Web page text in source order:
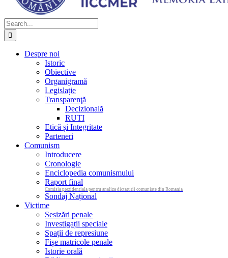
Search
for:
Despre noi
Istoric
Obiective
Organigramă
Legislație
Transparenţă
Decizională
RUTI
Etică și Integritate
Parteneri
Comunism
Introducere
Cronologie
Enciclopedia comunismului
Raport final
Comisia prezidentiala pentru analiza dictaturii comuniste din Romania
Sondaj Național
Victime
Sesizări penale
Investigații speciale
Spații de represiune
Fișe matricole penale
Istorie orală